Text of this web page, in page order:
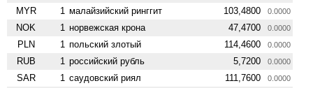
MYR 1 малайзийский ринггит 103,4800 0.0000
NOK 1 норвежская крона 47,4700 0.0000
PLN 1 польский злотый 114,4600 0.0000
RUB 1 российский рубль 5,7200 0.0000
SAR 1 саудовский риял 111,7600 0.0000